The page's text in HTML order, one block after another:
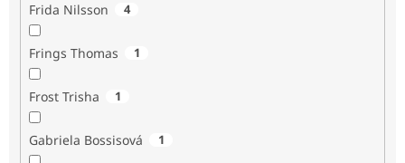
Frida Nilsson 4
Frings Thomas 1
Frost Trisha 1
Gabriela Bossisová 1